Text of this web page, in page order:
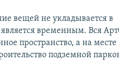
вещей не укладывается в
временным. Вся
пространство, а на месте
подземной